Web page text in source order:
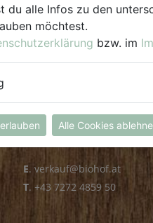
GROSSHANDEL
Mo - Do: 8.00 - 16.00 Uhr
E. verkauf@biohof.at
T. +43 7272 4859 50
alle Infos zu den
möchtest.
bzw. im
Alle Cookies